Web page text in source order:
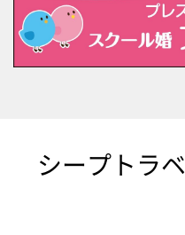
シープトラ